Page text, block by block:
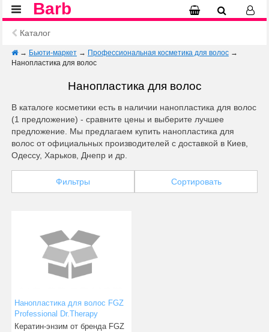
Barb
Каталог
→ Бьюти-маркет → Профессиональная косметика для волос →
Нанопластика для волос
Нанопластика для волос
В каталоге косметики есть в наличии нанопластика для волос
(1 предложение) - сравните цены и выберите лучшее
предложение. Мы предлагаем купить нанопластика для
волос от официальных производителей с доставкой в Киев,
Одессу, Харьков, Днепр и др.
Фильтры Сортировать
Нанопластика для волос FGZ
Professional Dr.Therapy
Treatment 150 мл
Кератин-энзим от бренда FGZ